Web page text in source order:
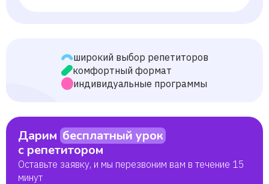
широкий выбор репетиторов
комфортный формат
индивидуальные программы
Дарим бесплатный урок
с репетитором
Оставьте заявку, и мы перезвоним вам в течение 15
минут